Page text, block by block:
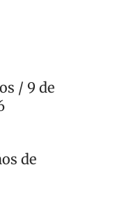
/ 9 de
de